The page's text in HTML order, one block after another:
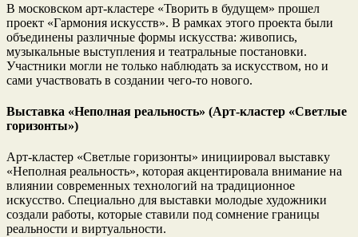
В московском арт-кластере «Творить в будущем» прошел
проект «Гармония искусств». В рамках этого проекта были
объединены различные формы искусства: живопись,
музыкальные выступления и театральные постановки.
Участники могли не только наблюдать за искусством, но и
сами участвовать в создании чего-то нового.
Выставка «Неполная реальность» (Арт-кластер «Светлые
горизонты»)
Арт-кластер «Светлые горизонты» инициировал выставку
«Неполная реальность», которая акцентировала внимание на
влиянии современных технологий на традиционное
искусство. Специально для выставки молодые художники
создали работы, которые ставили под сомнение границы
реальности и виртуальности.